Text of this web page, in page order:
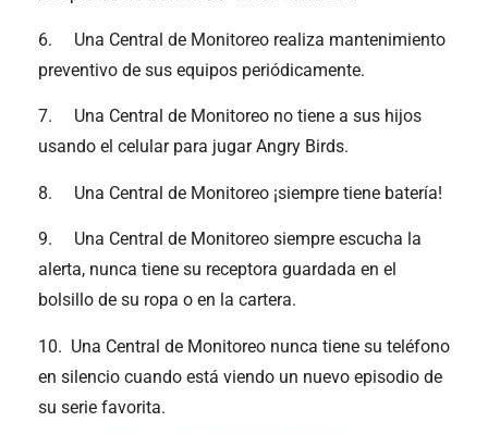
6. Una Central de Monitoreo realiza mantenimiento
preventivo de sus equipos periódicamente.
7. Una Central de Monitoreo no tiene a sus hijos
usando el celular para jugar Angry Birds.
8. Una Central de Monitoreo ¡siempre tiene batería!
9. Una Central de Monitoreo siempre escucha la
alerta, nunca tiene su receptora guardada en el
bolsillo de su ropa o en la cartera.
10. Una Central de Monitoreo nunca tiene su teléfono
en silencio cuando está viendo un nuevo episodio de
su serie favorita.